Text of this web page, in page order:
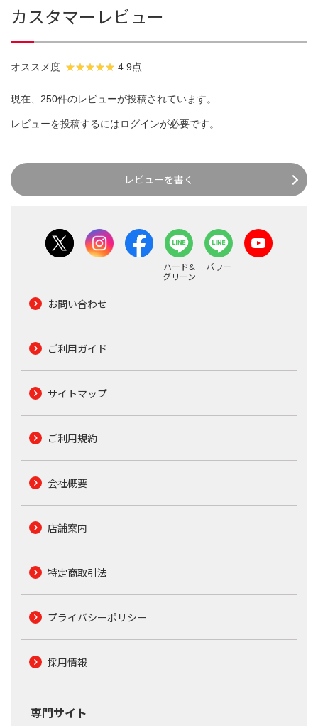
カスタマーレビュー
オススメ度 4.9点
現在、250件のレビューが投稿されています。
レビューを投稿するにはログインが必要です。
レビューを書く
ハード&
グリーン
パワー
お問い合わせ
ご利用ガイド
サイトマップ
ご利用規約
会社概要
店舗案内
特定商取引法
プライバシーポリシー
採用情報
専門サイト